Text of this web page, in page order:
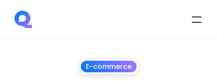
E-commerce